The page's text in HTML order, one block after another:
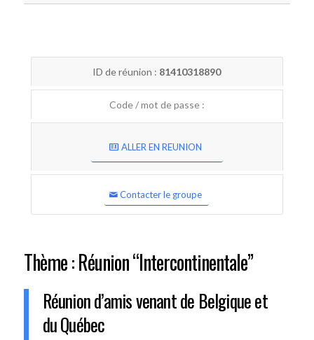
ID de réunion : 81410318890
Code / mot de passe :
ALLER EN REUNION
Contacter le groupe
Thème : Réunion “Intercontinentale”
Réunion d’amis venant de Belgique et
du Québec